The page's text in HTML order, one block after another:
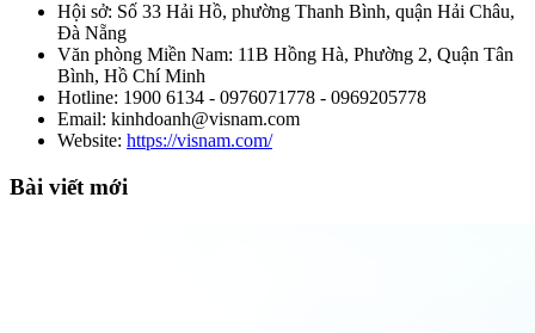
Hội sở: Số 33 Hải Hồ, phường Thanh Bình, quận Hải Châu,
Đà Nẵng
Văn phòng Miền Nam: 11B Hồng Hà, Phường 2, Quận Tân
Bình, Hồ Chí Minh
Hotline: 1900 6134 - 0976071778 - 0969205778
Email: kinhdoanh@visnam.com
Website: https://visnam.com/
Bài viết mới